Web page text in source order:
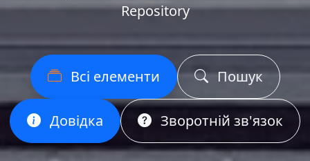
Repository
Всі елементи Пошук
Довідка Зворотній зв'язок